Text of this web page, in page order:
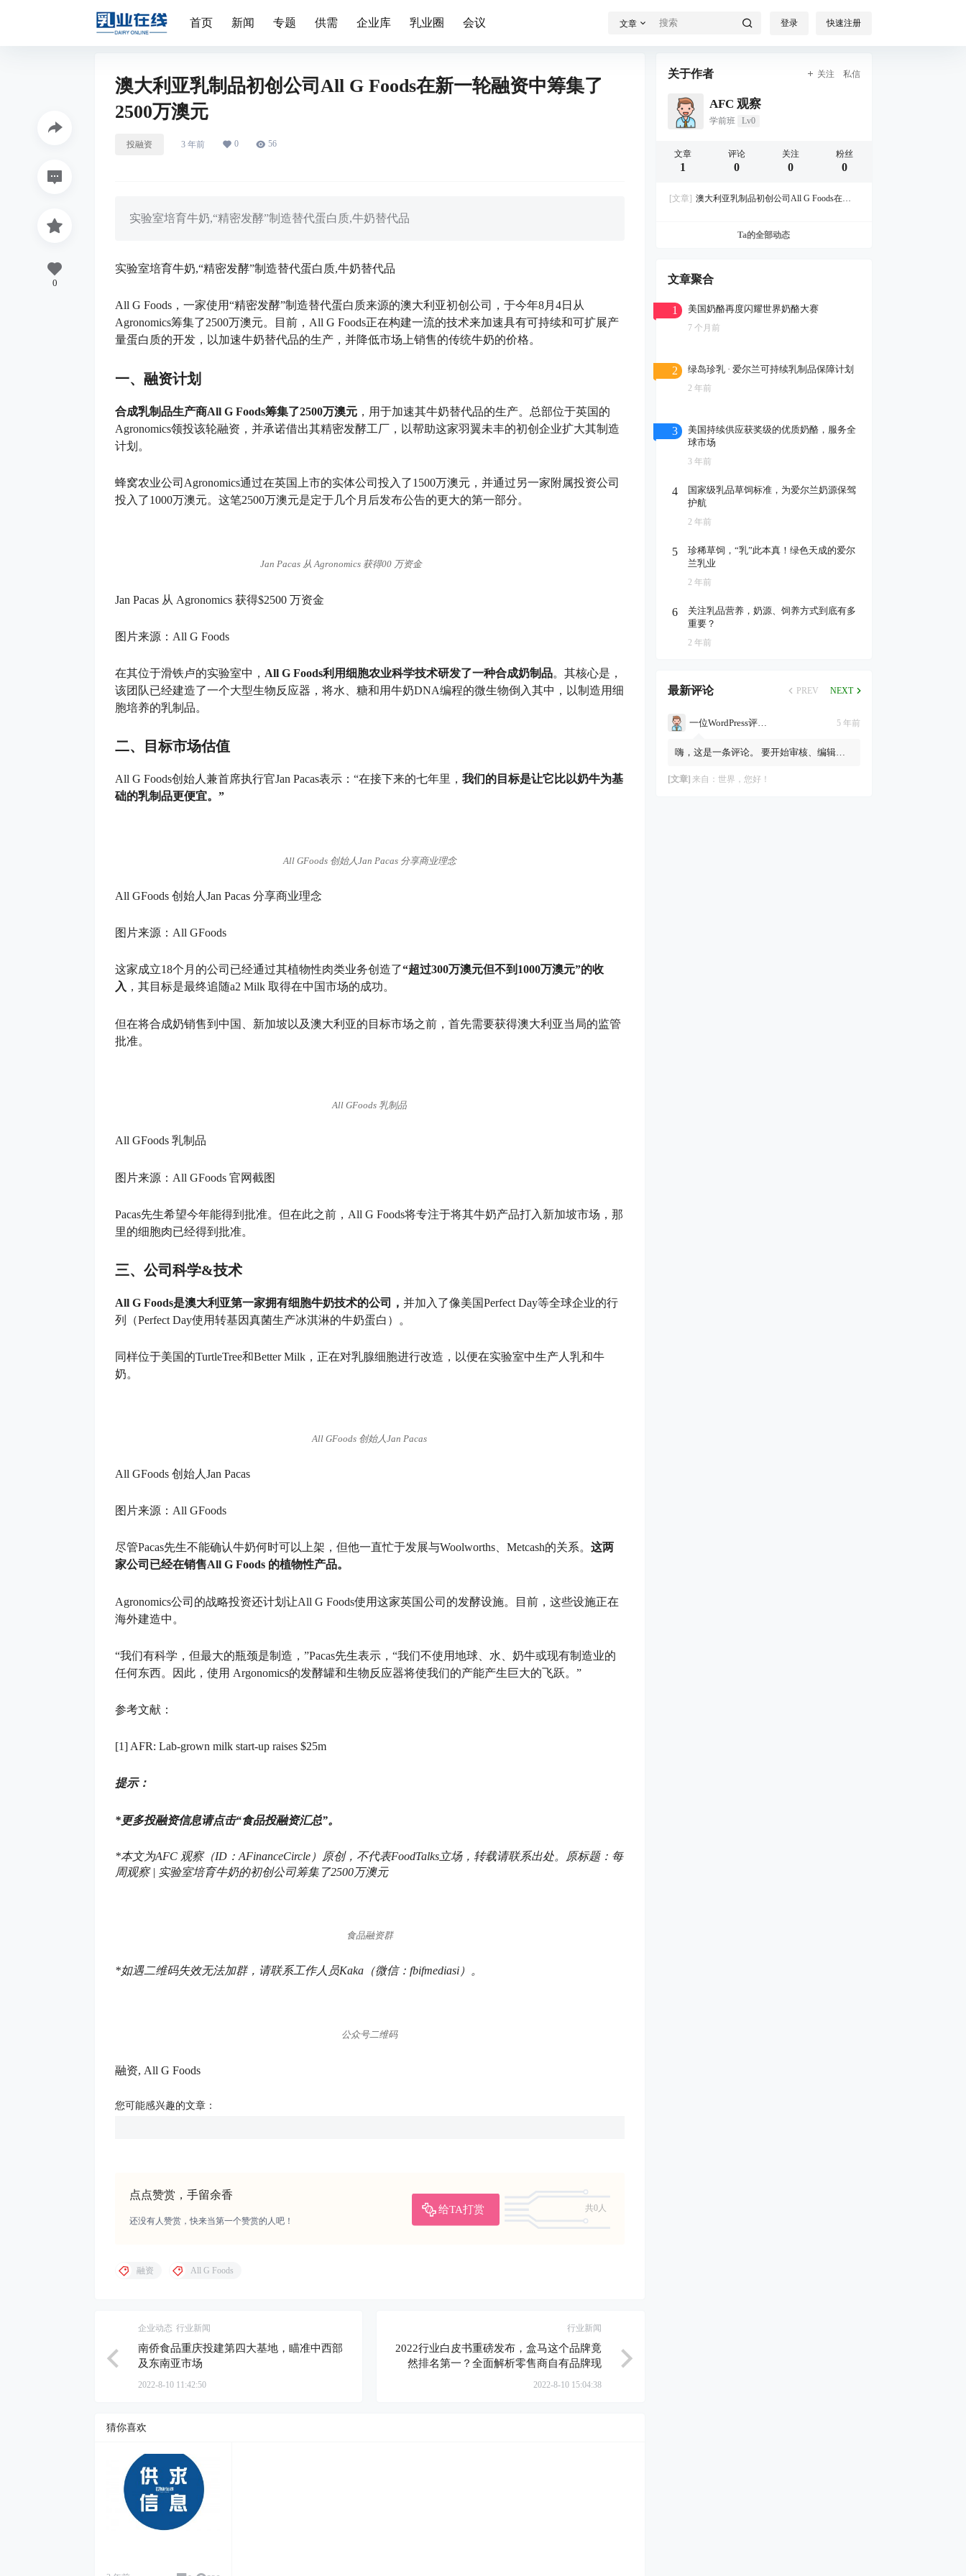
首页 新闻 专题 供需 企业库 乳业圈 会议 文章 登录 快速注册
澳大利亚乳制品初创公司All G Foods在新一轮融资中筹集了
2500万澳元
投融资 3 年前 0 56
实验室培育牛奶,“精密发酵”制造替代蛋白质,牛奶替代品
实验室培育牛奶,“精密发酵”制造替代蛋白质,牛奶替代品
All G Foods，一家使用“精密发酵”制造替代蛋白质来源的澳大利亚初创公司，于今年8月4日从
Agronomics筹集了2500万澳元。目前，All G Foods正在构建一流的技术来加速具有可持续和可扩展产
量蛋白质的开发，以加速牛奶替代品的生产，并降低市场上销售的传统牛奶的价格。
一、融资计划
合成乳制品生产商All G Foods筹集了2500万澳元，用于加速其牛奶替代品的生产。总部位于英国的
Agronomics领投该轮融资，并承诺借出其精密发酵工厂，以帮助这家羽翼未丰的初创企业扩大其制造
计划。
蜂窝农业公司Agronomics通过在英国上市的实体公司投入了1500万澳元，并通过另一家附属投资公司
投入了1000万澳元。这笔2500万澳元是定于几个月后发布公告的更大的第一部分。
Jan Pacas 从 Agronomics 获得00 万资金
Jan Pacas 从 Agronomics 获得$2500 万资金
图片来源：All G Foods
在其位于滑铁卢的实验室中， All G Foods利用细胞农业科学技术研发了一种合成奶制品。其核心是，
该团队已经建造了一个大型生物反应器，将水、糖和用牛奶DNA编程的微生物倒入其中，以制造用细
胞培养的乳制品。
二、目标市场估值
All G Foods创始人兼首席执行官Jan Pacas表示：“在接下来的七年里， 我们的目标是让它比以奶牛为基
础的乳制品更便宜。”
All GFoods 创始人Jan Pacas 分享商业理念
All GFoods 创始人Jan Pacas 分享商业理念
图片来源：All GFoods
这家成立18个月的公司已经通过其植物性肉类业务创造了“超过300万澳元但不到1000万澳元”的收
入 ，其目标是最终追随a2 Milk 取得在中国市场的成功。
但在将合成奶销售到中国、新加坡以及澳大利亚的目标市场之前，首先需要获得澳大利亚当局的监管
批准。
All GFoods 乳制品
All GFoods 乳制品
图片来源：All GFoods 官网截图
Pacas先生希望今年能得到批准。但在此之前，All G Foods将专注于将其牛奶产品打入新加坡市场，那
里的细胞肉已经得到批准。
三、公司科学&技术
All G Foods是澳大利亚第一家拥有细胞牛奶技术的公司， 并加入了像美国Perfect Day等全球企业的行
列（Perfect Day使用转基因真菌生产冰淇淋的牛奶蛋白）。
同样位于美国的TurtleTree和Better Milk，正在对乳腺细胞进行改造，以便在实验室中生产人乳和牛
奶。
All GFoods 创始人Jan Pacas
All GFoods 创始人Jan Pacas
图片来源：All GFoods
尽管Pacas先生不能确认牛奶何时可以上架，但他一直忙于发展与Woolworths、Metcash的关系。 这两
家公司已经在销售All G Foods 的植物性产品。
Agronomics公司的战略投资还计划让All G Foods使用这家英国公司的发酵设施。目前，这些设施正在
海外建造中。
“我们有科学，但最大的瓶颈是制造，”Pacas先生表示，“我们不使用地球、水、奶牛或现有制造业的
任何东西。因此，使用 Argonomics的发酵罐和生物反应器将使我们的产能产生巨大的飞跃。”
参考文献：
[1] AFR: Lab-grown milk start-up raises $25m
提示：
*更多投融资信息请点击“食品投融资汇总”。
*本文为AFC 观察（ID：AFinanceCircle） 原创， 不代表FoodTalks立场， 转载请联系出处。原标题：每
周观察 | 实验室培育牛奶的初创公司筹集了2500万澳元
食品融资群
*如遇二维码失效无法加群，请联系工作人员Kaka（微信：fbifmediasi）。
公众号二维码
融资, All G Foods
您可能感兴趣的文章：
点点赞赏，手留余香
给TA打赏
共0人
还没有人赞赏，快来当第一个赞赏的人吧！
0
融资 All G Foods
企业动态 行业新闻
南侨食品重庆投建第四大基地，瞄准中西部
及东南亚市场
2022-8-10 11:42:50
行业新闻
2022行业白皮书重磅发布，盒马这个品牌竟
然排名第一？全面解析零售商自有品牌现
状、趋势与建议
2022-8-10 15:04:38
猜你喜欢
关于作者 关注 私信
AFC 观察
学前班 Lv0
文章
1
评论
0
关注
0
粉丝
0
[文章] 澳大利亚乳制品初创公司All G Foods在新
Ta的全部动态
文章聚合
1 美国奶酪再度闪耀世界奶酪大赛
7 个月前
2 绿岛珍乳 · 爱尔兰可持续乳制品保障计划
2 年前
3
美国持续供应获奖级的优质奶酪，服务全
球市场
3 年前
4
国家级乳品草饲标准，为爱尔兰奶源保驾
护航
2 年前
5
珍稀草饲，“乳”此本真！绿色天成的爱尔
兰乳业
2 年前
6
关注乳品营养，奶源、饲养方式到底有多
重要？
2 年前
最新评论 PREV NEXT
一位WordPress评论者 5 年前
嗨，这是一条评论。 要开始审核、编辑及
评论者头像来自Gravatar。
[文章] 来自： 世界，您好！